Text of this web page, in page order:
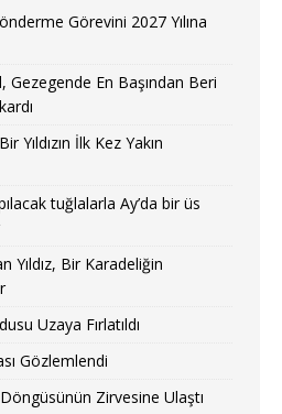
Görevini 2027 Yılına
Gezegende En Başından Beri
Yıldızın İlk Kez Yakın
tuğlalarla Ay’da bir üs
Yıldız, Bir Karadeliğin
Uzaya Fırlatıldı
Gözlemlendi
Zirvesine Ulaştı